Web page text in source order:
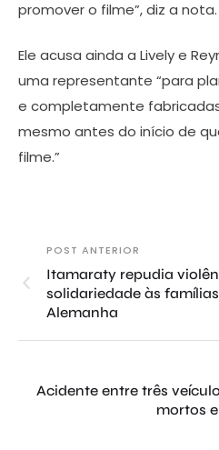
promover o filme”, diz a nota.
Ele acusa ainda a Lively e
uma representante “para
e completamente
mesmo antes do início de
filme.”
POST ANTERIOR
Itamaraty repudia
solidariedade às
Alemanha
Acidente entre três
mortos